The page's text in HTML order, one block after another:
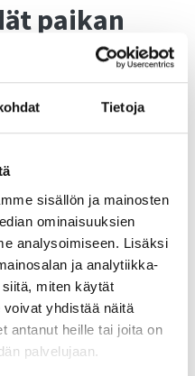
Tietoja
sisällön ja mainosten
ominaisuuksien
analysoimiseen. Lisäksi
ja analytiikka-
miten käytät
yhdistää näitä
antanut heille tai joita on
palvelujaan.
paikan
ja silti palvelut ovat
kaikkialla Oulun
lähellä kaupunkia.
tonttien
2022